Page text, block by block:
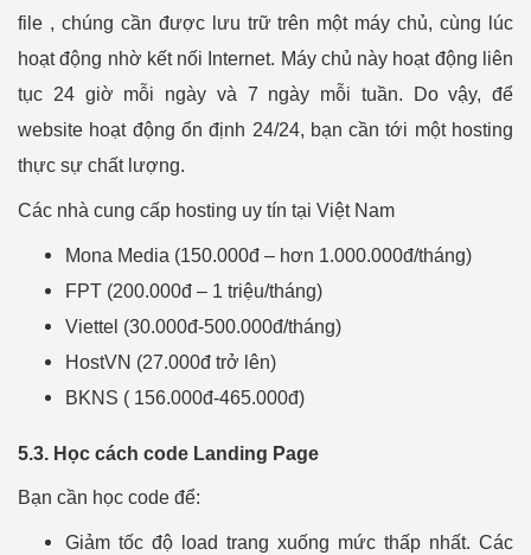
file , chúng cần được lưu trữ trên một máy chủ, cùng lúc
hoạt động nhờ kết nối Internet. Máy chủ này hoạt động liên
tục 24 giờ mỗi ngày và 7 ngày mỗi tuần. Do vậy, để
website hoạt động ổn định 24/24, bạn cần tới một hosting
thực sự chất lượng.
Các nhà cung cấp hosting uy tín tại Việt Nam
Mona Media (150.000đ – hơn 1.000.000đ/tháng)
FPT (200.000đ – 1 triệu/tháng)
Viettel (30.000đ-500.000đ/tháng)
HostVN (27.000đ trở lên)
BKNS ( 156.000đ-465.000đ)
5.3. Học cách code Landing Page
Bạn cần học code để:
Giảm tốc độ load trang xuống mức thấp nhất. Các